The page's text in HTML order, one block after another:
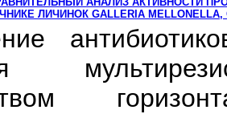
ЛИЧИНОК GALLERIA